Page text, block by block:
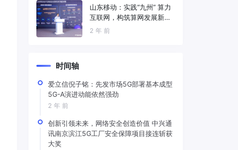
山东移动：实践“九州” 算力
互联网，构筑算网发展新底
座
2 年 前
时间轴
爱立信倪子铭：先发市场5G部署基本成型
5G-A演进动能依然强劲
2 年 前
创新引领未来，网络安全创造价值 中兴通
讯南京滨江5G工厂安全保障项目接连斩获
大奖